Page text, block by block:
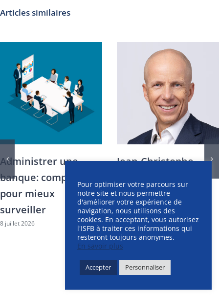
Articles similaires
Administrer une
banque: comprendre
pour mieux
surveiller
8 juillet 2026
Jean-Christophe
administrateur
bancaire doit
comprendre,
questionner et
décider»
8 juillet 2026
Pour optimiser votre parcours sur
notre site et nous permettre
d'améliorer votre expérience de
navigation, nous utilisons des
cookies. En acceptant, vous autorisez
l'ISFB à traiter ces informations qui
resteront toujours anonymes.
En savoir plus
Accepter Personnaliser